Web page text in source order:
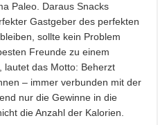
Paleo. Daraus Snacks
Gastgeber des perfekten
sollte kein Problem
Freunde zu einem
lautet das Motto: Beherzt
– immer verbunden mit der
nur die Gewinne in die
die Anzahl der Kalorien.